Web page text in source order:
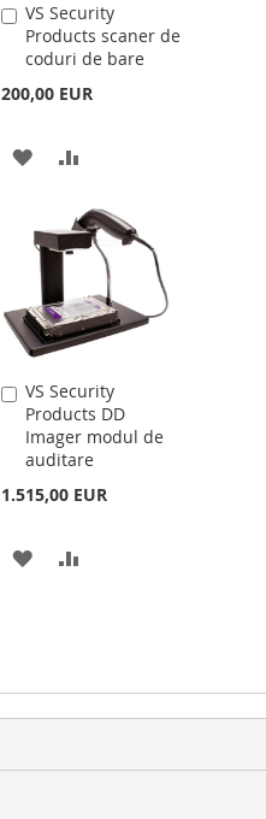
VS Security
Products scaner de
coduri de bare
200,00 EUR
Adauga
în
cos
ADAUGATI
LISTA
DE
DORINTE
COMPARARE
VS Security
Products DD
Imager modul de
auditare
1.515,00 EUR
Adauga
în
cos
ADAUGATI
DORINTE